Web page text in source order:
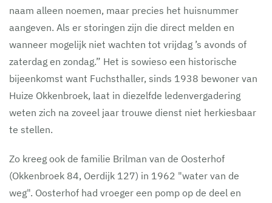
naam alleen noemen, maar precies het huisnummer
aangeven. Als er storingen zijn die direct melden en
wanneer mogelijk niet wachten tot vrijdag ’s avonds of
zaterdag en zondag.” Het is sowieso een historische
bijeenkomst want Fuchsthaller, sinds 1938 bewoner van
Huize Okkenbroek, laat in diezelfde ledenvergadering
weten zich na zoveel jaar trouwe dienst niet herkiesbaar
te stellen.
Zo kreeg ook de familie Brilman van de Oosterhof
(Okkenbroek 84, Oerdijk 127) in 1962 "water van de
weg". Oosterhof had vroeger een pomp op de deel en